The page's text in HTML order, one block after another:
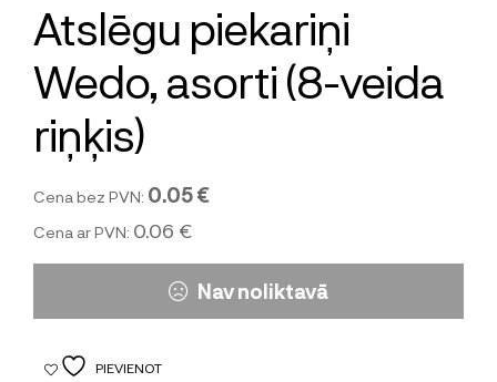
Atslēgu piekariņi
Wedo, asorti (8-veida
riņķis)
Cena bez PVN: 0.05 €
Cena ar PVN: 0.06 €
Nav noliktavā
PIEVIENOT